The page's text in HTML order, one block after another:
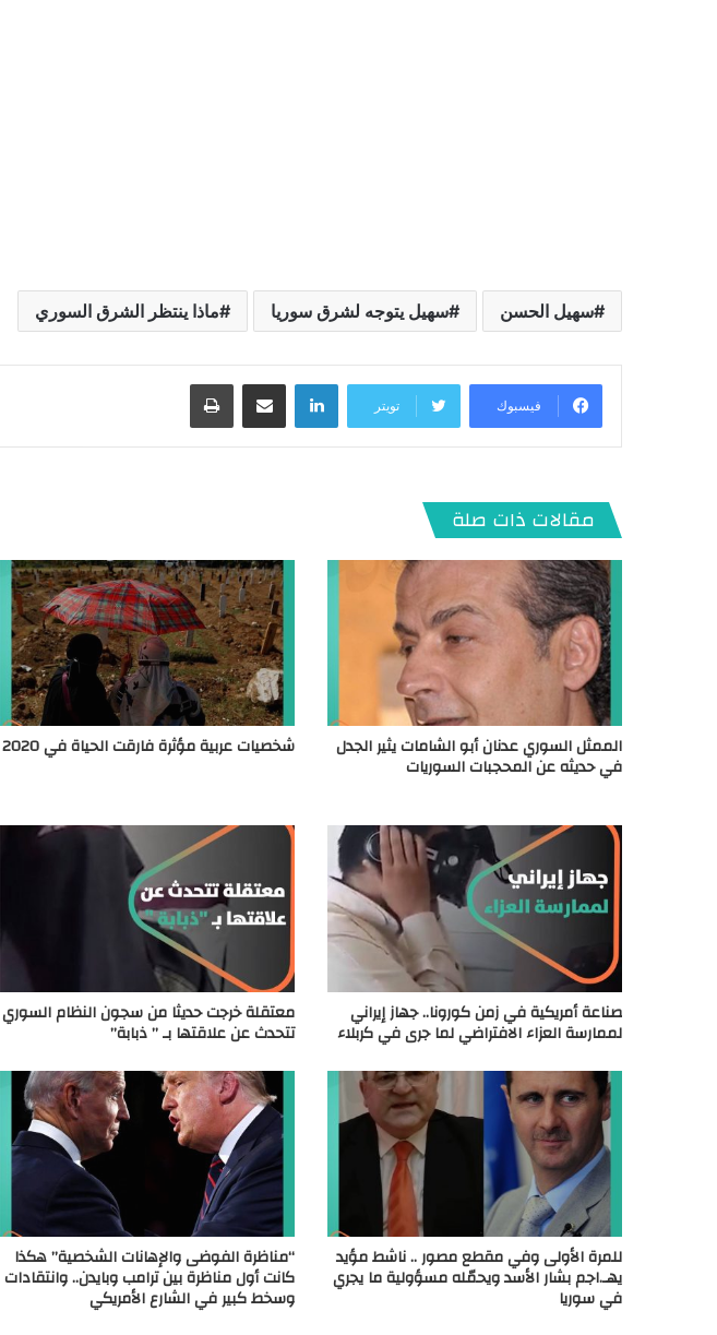
سهيل الحسن سهيل يتوجه لشرق سوريا ماذا ينتظر الشرق السوري
فيسبوك تويتر
لينكدإن
مقالات ذات صلة
الممثل السوري عدنان أبو الشامات يثير الجدل
في حديثه عن المحجبات السوريات
شخصيات عربية مؤثرة فارقت الحياة في 2020
صناعة أمريكية في زمن كورونا.. جهاز إيراني
لممارسة العزاء الافتراضي لما جرى في كربلاء
معتقلة خرجت حديثا من سجون النظام السوري
تتحدث عن علاقتها بـ ” ذبابة”
للمرة الأولى وفي مقطع مصور .. ناشط مؤيد
يهـ.اجم بشار الأسد ويحمّله مسؤولية ما يجري
في سوريا
“مناظرة الفوضى والإهانات الشخصية” هكذا
كانت أول مناظرة بين ترامب وبايدن.. وانتقادات
وسخط كبير في الشارع الأمريكي